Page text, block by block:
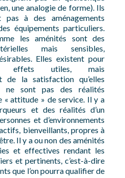
une analogie de forme). Ils
pas à des aménagements
équipements particuliers.
les aménités sont des
mais sensibles,
Elles existent pour
effets utiles, mais
de la satisfaction qu’elles
ne sont pas des réalités
« attitude » de service. Il y a
et des réalités d’un
et d’environnements
bienveillants, propres à
Il y a ou non des aménités
et effectives rendant les
et pertinents, c’est-à-dire
que l’on pourra qualifier de